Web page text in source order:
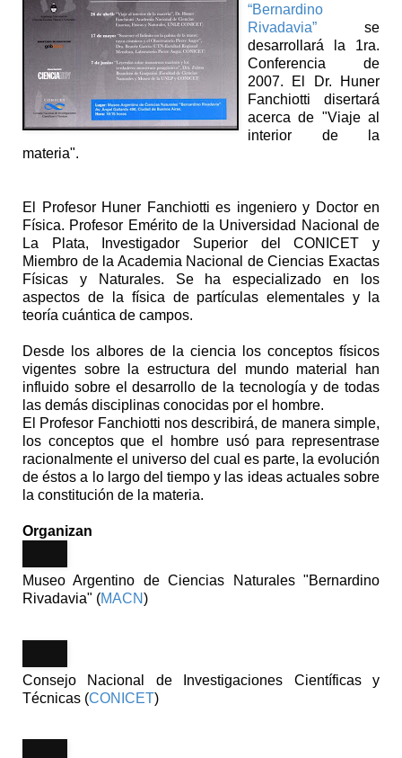
“Bernardino
Rivadavia” se
desarrollará la 1ra.
Conferencia de
2007. El Dr. Huner
Fanchiotti disertará
acerca de "Viaje al
interior de la
materia".
El Profesor Huner Fanchiotti es ingeniero y Doctor en
Física. Profesor Emérito de la Universidad Nacional de
La Plata, Investigador Superior del CONICET y
Miembro de la Academia Nacional de Ciencias Exactas
Físicas y Naturales. Se ha especializado en los
aspectos de la física de partículas elementales y la
teoría cuántica de campos.
Desde los albores de la ciencia los conceptos físicos
vigentes sobre la estructura del mundo material han
influido sobre el desarrollo de la tecnología y de todas
las demás disciplinas conocidas por el hombre.
El Profesor Fanchiotti nos describirá, de manera simple,
los conceptos que el hombre usó para representrase
racionalmente el universo del cual es parte, la evolución
de éstos a lo largo del tiempo y las ideas actuales sobre
la constitución de la materia.
Organizan
Museo Argentino de Ciencias Naturales "Bernardino
Rivadavia" (MACN)
Consejo Nacional de Investigaciones Científicas y
Técnicas (CONICET)